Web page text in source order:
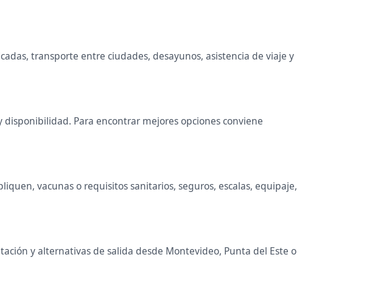
transporte entre ciudades, desayunos, asistencia de viaje y
Para encontrar mejores opciones conviene
vacunas o requisitos sanitarios, seguros, escalas, equipaje,
y alternativas de salida desde Montevideo, Punta del Este o